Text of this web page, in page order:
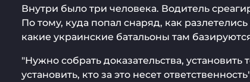
Внутри было три человека. Водитель
По тому, куда попал снаряд, как
какие украинские батальоны там
"Нужно собрать доказательства,
установить, кто за это несет